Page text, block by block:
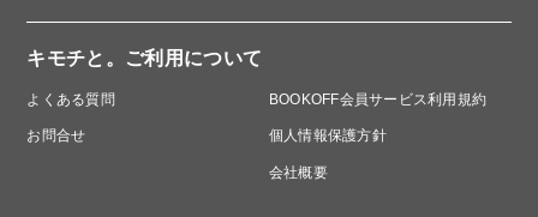
キモチと。ご利用について
よくある質問
お問合せ
BOOKOFF会員サービス利用規約
個人情報保護方針
会社概要